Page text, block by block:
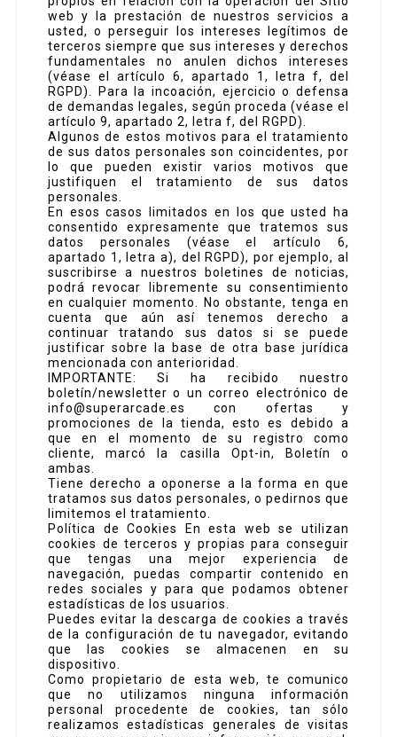
web y la prestación de nuestros servicios a
usted, o perseguir los intereses legítimos de
terceros siempre que sus intereses y derechos
fundamentales no anulen dichos intereses
(véase el artículo 6, apartado 1, letra f, del
RGPD). Para la incoación, ejercicio o defensa
de demandas legales, según proceda (véase el
artículo 9, apartado 2, letra f, del RGPD).
Algunos de estos motivos para el tratamiento
de sus datos personales son coincidentes, por
lo que pueden existir varios motivos que
justifiquen el tratamiento de sus datos
personales.
En esos casos limitados en los que usted ha
consentido expresamente que tratemos sus
datos personales (véase el artículo 6,
apartado 1, letra a), del RGPD), por ejemplo, al
suscribirse a nuestros boletines de noticias,
podrá revocar libremente su consentimiento
en cualquier momento. No obstante, tenga en
cuenta que aún así tenemos derecho a
continuar tratando sus datos si se puede
justificar sobre la base de otra base jurídica
mencionada con anterioridad.
IMPORTANTE: Si ha recibido nuestro
boletín/newsletter o un correo electrónico de
info@superarcade.es con ofertas y
promociones de la tienda, esto es debido a
que en el momento de su registro como
cliente, marcó la casilla Opt-in, Boletín o
ambas.
Tiene derecho a oponerse a la forma en que
tratamos sus datos personales, o pedirnos que
limitemos el tratamiento.
Política de Cookies En esta web se utilizan
cookies de terceros y propias para conseguir
que tengas una mejor experiencia de
navegación, puedas compartir contenido en
redes sociales y para que podamos obtener
estadísticas de los usuarios.
Puedes evitar la descarga de cookies a través
de la configuración de tu navegador, evitando
que las cookies se almacenen en su
dispositivo.
Como propietario de esta web, te comunico
que no utilizamos ninguna información
personal procedente de cookies, tan sólo
realizamos estadísticas generales de visitas